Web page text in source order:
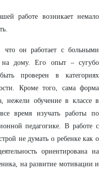
работе возникает немало
что он работает с больными
дому. Его опыт – сугубо
проверен в категориях
Кроме того, сама форма
нежели обучение в классе в
время изучать работы по
педагогике. В работе с
не думать о ребенке как о
ориентирована на
на развитие мотивации и